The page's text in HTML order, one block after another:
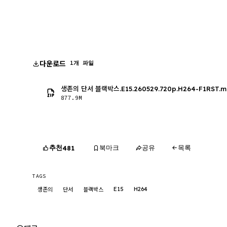
다운로드 1개 파일
생존의 단서 블랙박스.E15.260529.720p.H264-
877.9M
추천481 북마크 공유 목록
TAGS
생존의 단서 블랙박스 E15 H264